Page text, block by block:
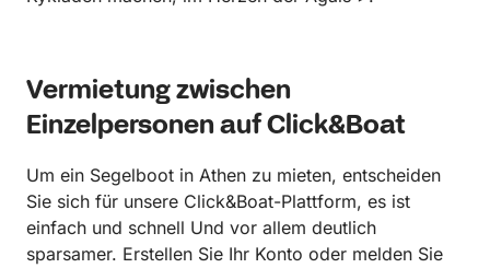
Vermietung zwischen
Einzelpersonen auf Click&Boat
Um ein Segelboot in Athen zu mieten, entscheiden
Sie sich für unsere Click&Boat-Plattform, es ist
einfach und schnell Und vor allem deutlich
sparsamer. Erstellen Sie Ihr Konto oder melden Sie